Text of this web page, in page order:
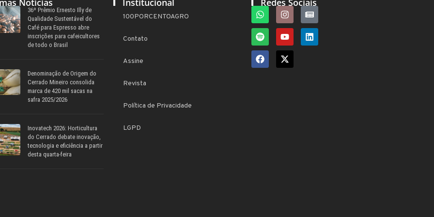
Notícias
36º Prêmio Ernesto Illy de
Qualidade Sustentável do
Café para Espresso abre
inscrições para cafeicultores
de todo o Brasil
Denominação de Origem do
Cerrado Mineiro consolida
marca de 420 mil sacas na
safra 2025/2026
Inovatech 2026: Horticultura
do Cerrado debate inovação,
tecnologia e eficiência a partir
desta quarta-feira
Institucional
100PORCENTOAGRO
Contato
Assine
Revista
Política de Privacidade
LGPD
Redes Sociais